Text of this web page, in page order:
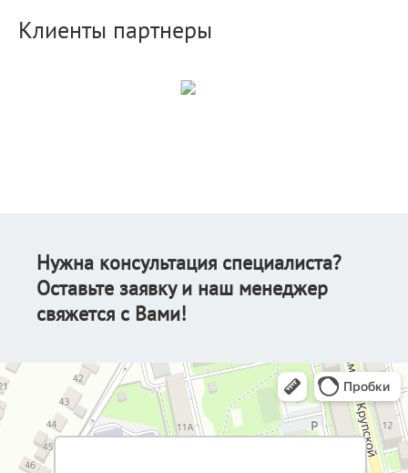
Клиенты партнеры
Нужна консультация специалиста?
Оставьте заявку и наш менеджер
свяжется с Вами!